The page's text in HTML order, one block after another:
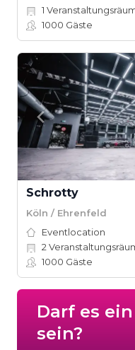
1
1000 Gäste
Schrotty
Köln / Ehrenfeld
Eventlocation
2
1000 Gäste
Darf es
sein?